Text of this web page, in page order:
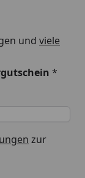
und viele
*
zur